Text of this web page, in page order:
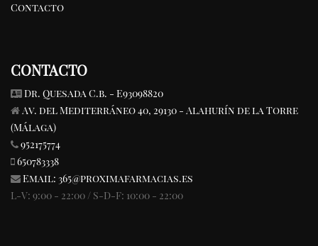
Contacto
CONTACTO
Dr. Quesada C.b. - E93098820
Av. del Mediterráneo 40, 29130 - Alahurín de la Torre
(Málaga)
952175774
650783338
Email: 365@proximafarmacias.es
L-V: 9:00 - 22:00 / S-D-F: 10:00 - 22:00